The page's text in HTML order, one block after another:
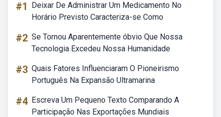
#1
Deixar De Administrar Um Medicamento No
Horário Previsto Caracteriza-se Como
#2 Se Tornou Aparentemente óbvio Que Nossa
Tecnologia Excedeu Nossa Humanidade
#3 Quais Fatores Influenciaram O Pioneirismo
Português Na Expansão Ultramarina
#4 Escreva Um Pequeno Texto Comparando A
Participação Nas Exportações Mundiais